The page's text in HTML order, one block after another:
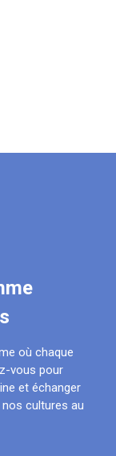
où chaque
vous pour
et échanger
cultures au